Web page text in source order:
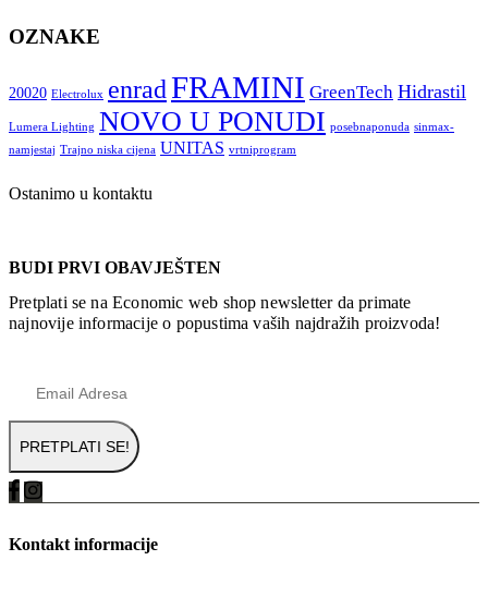
OZNAKE
20020 Electrolux enradFRAMINI GreenTech Hidrastil
Lumera Lighting NOVO U PONUDI posebnaponuda sinmax-
namjestaj Trajno niska cijena UNITAS vrtniprogram
Ostanimo u kontaktu
BUDI PRVI OBAVJEŠTEN
Pretplati se na Economic web shop newsletter da primate
najnovije informacije o popustima vaših najdražih proizvoda!
Kontakt informacije